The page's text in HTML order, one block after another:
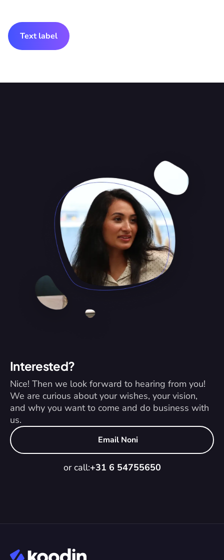
Text label
Interested?
Nice! Then we look forward to hearing from you!
We are curious about your wishes, your vision,
and why you want to come and do business with
us.
Email Noni
or call:+31 6 54755650